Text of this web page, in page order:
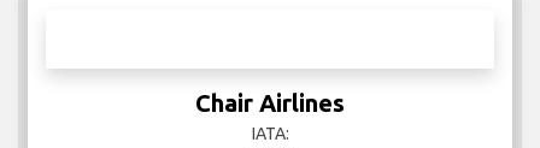
Chair Airlines
IATA: